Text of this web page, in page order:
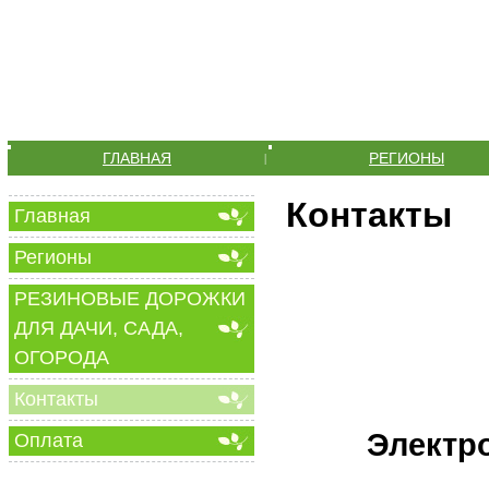
ГЛАВНАЯ | РЕГИОНЫ
Главная
Регионы
РЕЗИНОВЫЕ ДОРОЖКИ
ДЛЯ ДАЧИ, САДА,
ОГОРОДА
Контакты
Оплата
Контакты